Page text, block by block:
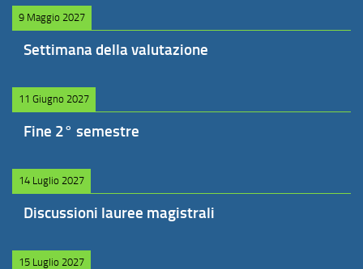
9 Maggio 2027
Settimana della valutazione
11 Giugno 2027
Fine 2° semestre
14 Luglio 2027
Discussioni lauree magistrali
15 Luglio 2027